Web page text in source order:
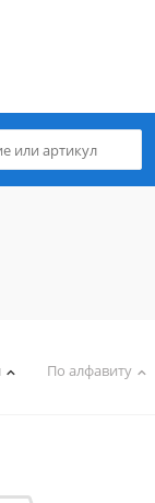
По алфавиту